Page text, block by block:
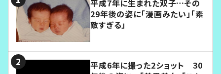
平成7年に生まれた双子…その
29年後の姿に「漫画みたい」「素
敵すぎる」
平成6年に撮った2ショット 30